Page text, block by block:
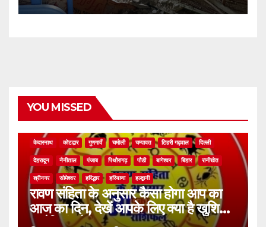
YOU MISSED
केदारनाथ कोटद्वार गुणगावँ चमोली चम्पावत टिहरी गढ़वाल दिल्ली
देहरादून नैनीताल पंजाब पिथौरागढ़ पौडी बागेश्वर बिहार रानीखेत
श्रीनगर सोमेश्वर हरिद्धार हरियाणा हल्द्वानी
रावण संहिता के अनुसार कैसा होगा आप का
आज का दिन, देखें आपके लिए क्या है खुशियां,
चुनौतियां और नए अवसर